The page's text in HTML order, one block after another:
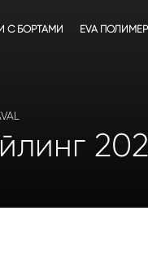
C БОРТАМИ EVA ПОЛИМЕР